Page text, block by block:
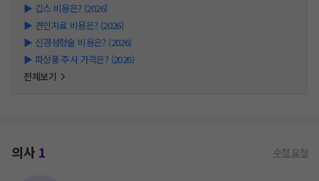
▶ 깁스 비용은? (2026)
▶ 견인치료 비용은? (2026)
▶ 신경성형술 비용은? (2026)
▶ 파상풍 주사 가격은? (2026)
전체보기
의사1 수정 요청